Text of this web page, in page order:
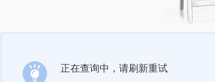
正在查询中，请刷新重试